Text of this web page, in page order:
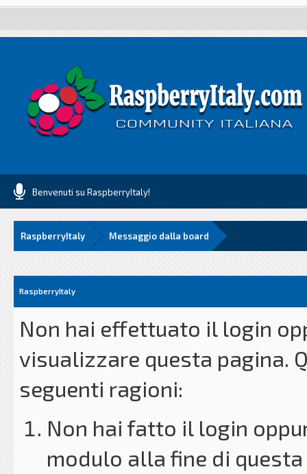
Benvenuti su RaspberryItaly!
RaspberryItaly Messaggio dalla board
RaspberryItaly
Non hai effettuato il login
visualizzare questa pagina.
seguenti ragioni:
Non hai fatto il login
modulo alla fine di